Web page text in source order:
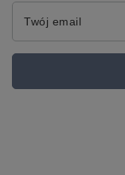
Twój email